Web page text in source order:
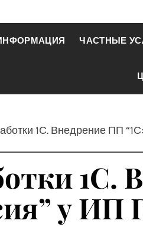
ЧАСТНЫЕ
1С. Внедрение ПП
1С.
у ИП